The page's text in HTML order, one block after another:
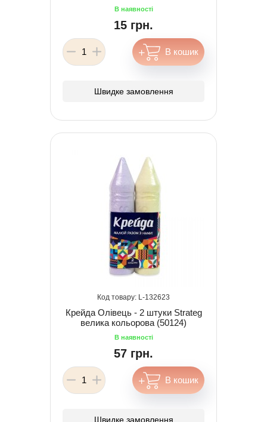
15 грн.
Швидке замовлення
132623
Крейда Олівець - 2 штуки Strateg
велика кольорова (50124)
57 грн.
Швидке замовлення